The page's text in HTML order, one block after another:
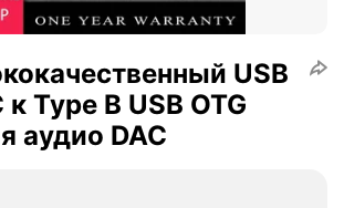
USB
Type B USB OTG
аудио DAC